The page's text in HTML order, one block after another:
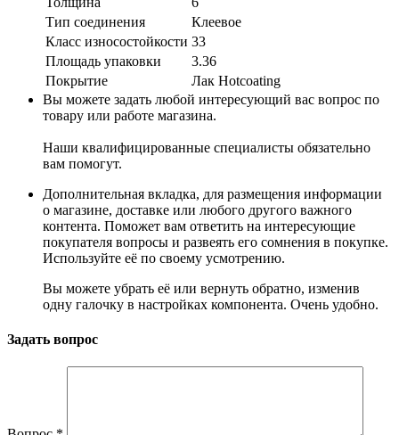
Тип соединения
Клеевое
Класс износостойкости 33
Площадь упаковки
3.36
Покрытие
Лак Hotcoating
Вы можете задать любой интересующий вас вопрос по
товару или работе магазина.
Наши квалифицированные специалисты обязательно
вам помогут.
Дополнительная вкладка, для размещения информации
о магазине, доставке или любого другого важного
контента. Поможет вам ответить на интересующие
покупателя вопросы и развеять его сомнения в покупке.
Используйте её по своему усмотрению.
Вы можете убрать её или вернуть обратно, изменив
одну галочку в настройках компонента. Очень удобно.
Задать вопрос